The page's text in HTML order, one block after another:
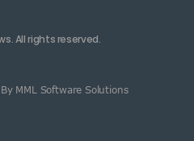
All rights reserved.
MML Software Solutions